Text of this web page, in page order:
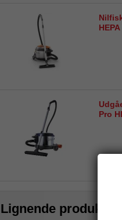
Pro
Lignende produkter